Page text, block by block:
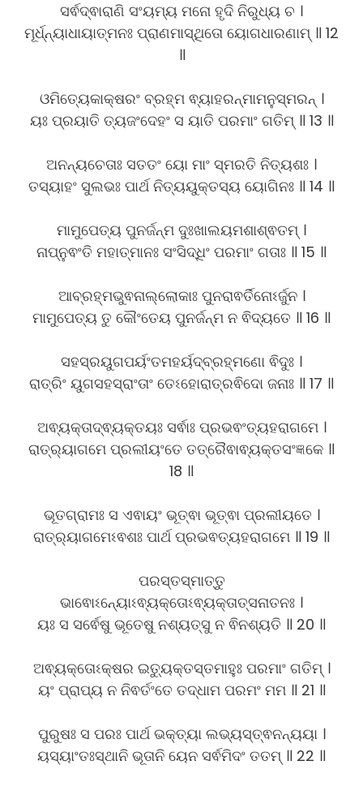
ସର୍ଵଦ୍ଵାରାଣି ସଂୟମ୍ୟ ମନୋ ହୃଦି ନିରୁଧ୍ୟ ଚ ।
ମୂର୍ଧ୍ନ୍ୟାଧାୟାତ୍ମନଃ ପ୍ରାଣମାସ୍ଥିତୋ ୟୋଗଧାରଣାମ୍ ॥ 12
॥
ଓମିତ୍ୟେକାକ୍ଷରଂ ବ୍ରହ୍ମ ଵ୍ୟାହରନ୍ମାମନୁସ୍ମରନ୍ ।
ୟଃ ପ୍ରୟାତି ତ୍ୟଜଂଦେହଂ ସ ୟାତି ପରମାଂ ଗତିମ୍ ॥ 13 ॥
ଅନନ୍ୟଚେତାଃ ସତତଂ ୟୋ ମାଂ ସ୍ମରତି ନିତ୍ୟଶଃ ।
ତସ୍ୟାହଂ ସୁଲଭଃ ପାର୍ଥ ନିତ୍ୟୟୁକ୍ତସ୍ୟ ୟୋଗିନଃ ॥ 14 ॥
ମାମୁପେତ୍ୟ ପୁନର୍ଜନ୍ମ ଦୁଃଖାଲୟମଶାଶ୍ଵତମ୍ ।
ନାପ୍ନୁଵଂତି ମହାତ୍ମାନଃ ସଂସିଦ୍ଧିଂ ପରମାଂ ଗତାଃ ॥ 15 ॥
ଆବ୍ରହ୍ମଭୁଵନାଲ୍ଲୋକାଃ ପୁନରାଵର୍ତିନୋଽର୍ଜୁନ ।
ମାମୁପେତ୍ୟ ତୁ କୌଂତେୟ ପୁନର୍ଜନ୍ମ ନ ଵିଦ୍ୟତେ ॥ 16 ॥
ସହସ୍ରୟୁଗପର୍ୟଂତମହର୍ୟଦ୍ବ୍ରହ୍ମଣୋ ଵିଦୁଃ ।
ରାତ୍ରିଂ ୟୁଗସହସ୍ରାଂତାଂ ତେଽହୋରାତ୍ରଵିଦୋ ଜନାଃ ॥ 17 ॥
ଅଵ୍ୟକ୍ତାଦ୍ଵ୍ୟକ୍ତୟଃ ସର୍ଵାଃ ପ୍ରଭଵଂତ୍ୟହରାଗମେ ।
ରାତ୍ର୍ୟାଗମେ ପ୍ରଲୀୟଂତେ ତତ୍ରୈଵାଵ୍ୟକ୍ତସଂଜ୍ଞକେ ॥
18 ॥
ଭୂତଗ୍ରାମଃ ସ ଏଵାୟଂ ଭୂତ୍ଵା ଭୂତ୍ଵା ପ୍ରଲୀୟତେ ।
ରାତ୍ର୍ୟାଗମେଽଵଶଃ ପାର୍ଥ ପ୍ରଭଵତ୍ୟହରାଗମେ ॥ 19 ॥
ପରସ୍ତସ୍ମାତ୍ତୁ
ଭାଵୋଽନ୍ୟୋଽଵ୍ୟକ୍ତୋଽଵ୍ୟକ୍ତାତ୍ସନାତନଃ ।
ୟଃ ସ ସର୍ଵେଷୁ ଭୂତେଷୁ ନଶ୍ୟତ୍ସୁ ନ ଵିନଶ୍ୟତି ॥ 20 ॥
ଅଵ୍ୟକ୍ତୋଽକ୍ଷର ଇତ୍ୟୁକ୍ତସ୍ତମାହୁଃ ପରମାଂ ଗତିମ୍ ।
ୟଂ ପ୍ରାପ୍ୟ ନ ନିଵର୍ତଂତେ ତଦ୍ଧାମ ପରମଂ ମମ ॥ 21 ॥
ପୁରୁଷଃ ସ ପରଃ ପାର୍ଥ ଭକ୍ତ୍ୟା ଲଭ୍ୟସ୍ତ୍ଵନନ୍ୟୟା ।
ୟସ୍ୟାଂତଃସ୍ଥାନି ଭୂତାନି ୟେନ ସର୍ଵମିଦଂ ତତମ୍ ॥ 22 ॥